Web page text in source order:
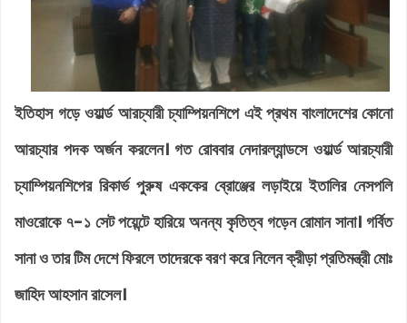
ইতিহাস গড়ে ওয়ার্ল্ড আরচ্যারী চ্যাম্পিয়নশিপে এই প্রথম বাংলাদেশের কোনো
আরচ্যার পদক অর্জন করলেন। গত রোববার নেদারল্যান্ডসে ওয়ার্ল্ড আরচ্যারী
চ্যাম্পিয়নশিপের রিকার্ভ পুরুষ এককের ব্রোঞ্জের লড়াইয়ে ইতালির নেসপলি
মাওরোকে ৭-১ সেট পয়েন্টে হারিয়ে অনন্য কৃতিত্ব গড়েন রোমান সানা। গর্বিত
সানা ও তার টিম দেশে ফিরলে তাদেরকে বরণ করে নিলেন ক্রীড়া প্রতিমন্ত্রী মোঃ
জাহিদ আহসান রাসেল।